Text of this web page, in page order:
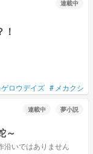
連載中
ゲロウデイズ # メカクシ
連載中 夢小説
～